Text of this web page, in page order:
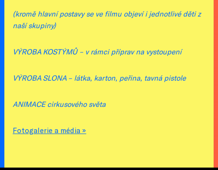
(kromě hlavní postavy se ve filmu objeví i jednotlivé děti z
naší skupiny)
VÝROBA KOSTÝMŮ – v rámci příprav na vystoupení
VÝROBA SLONA – látka, karton, peřina, tavná pistole
ANIMACE cirkusového světa
Fotogalerie a média »